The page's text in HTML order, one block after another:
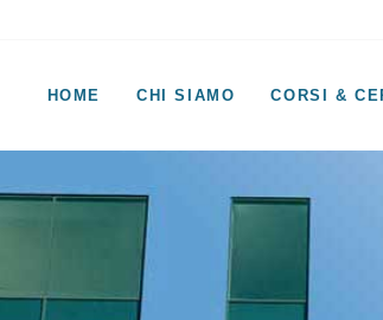
HOME CHI SIAMO CORSI &